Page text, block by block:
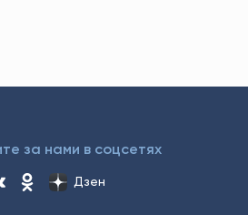
за нами в соцсетях
Дзен